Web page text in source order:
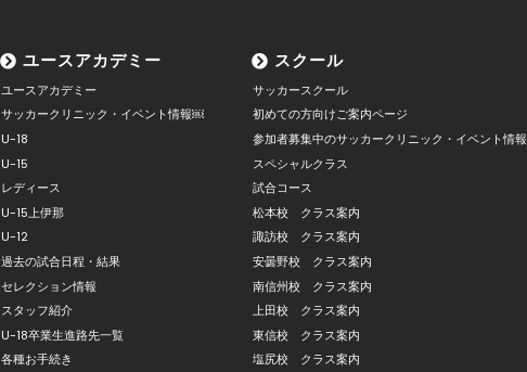
ユースアカデミー
ユースアカデミー
サッカークリニック・イベント情報￼
U-18
U-15
レディース
U-15上伊那
U-12
過去の試合日程・結果
セレクション情報
スタッフ紹介
U-18卒業生進路先一覧
各種お手続き
スクール
サッカースクール
初めての方向けご案内ページ
参加者募集中のサッカークリニック・イベント情報
スペシャルクラス
試合コース
松本校 クラス案内
諏訪校 クラス案内
安曇野校 クラス案内
南信州校 クラス案内
上田校 クラス案内
東信校 クラス案内
塩尻校 クラス案内